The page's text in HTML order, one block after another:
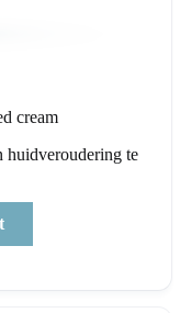
cream
huidveroudering te